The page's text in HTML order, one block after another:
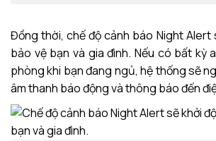
Đồng thời, chế độ cảnh báo Night Alert
bảo vệ bạn và gia đình. Nếu có bất kỳ
phòng khi bạn đang ngủ, hệ thống sẽ
âm thanh báo động và thông báo đến